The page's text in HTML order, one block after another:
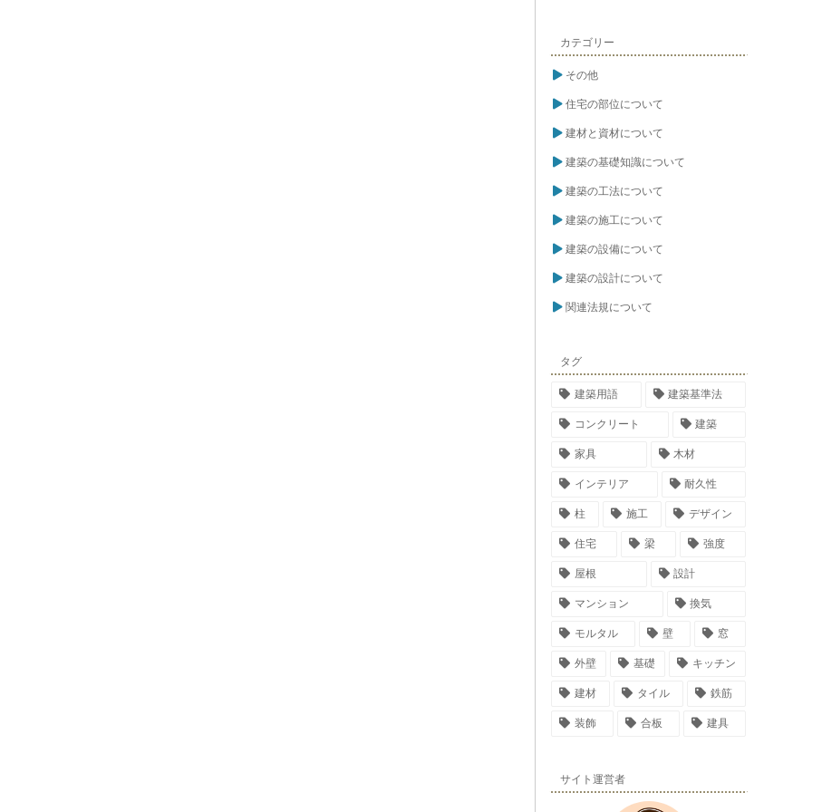
カテゴリー
その他
住宅の部位について
建材と資材について
建築の基礎知識について
建築の工法について
建築の施工について
建築の設備について
建築の設計について
関連法規について
タグ
建築用語 建築基準法
コンクリート 建築
家具 木材
インテリア 耐久性
柱 施工 デザイン
住宅 梁 強度
屋根 設計
マンション 換気
モルタル 壁 窓
外壁 基礎 キッチン
建材 タイル 鉄筋
装飾 合板 建具
サイト運営者